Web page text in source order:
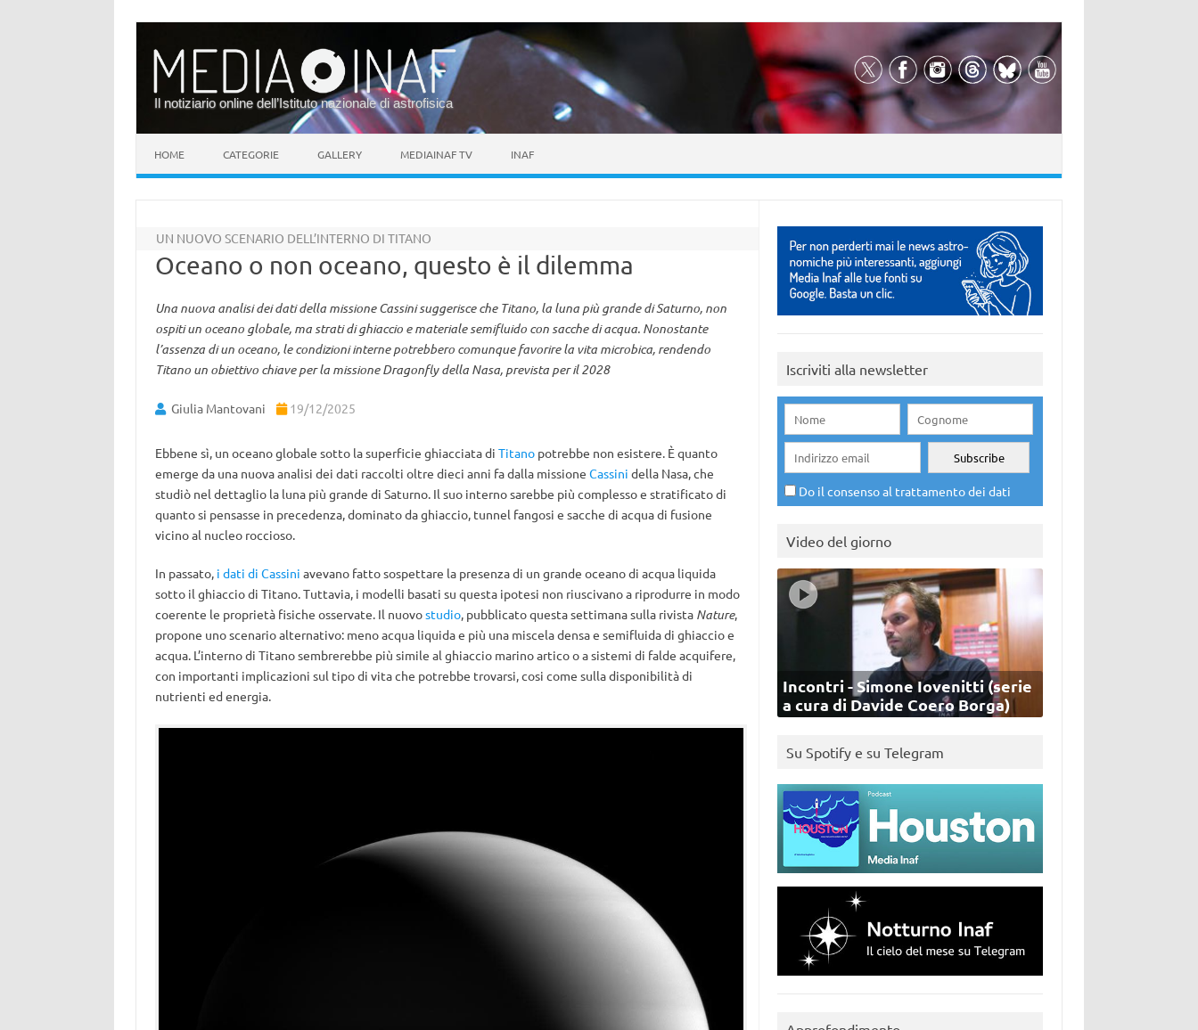
Il notiziario online dell’Istituto nazionale di astrofisica
HOME CATEGORIE GALLERY MEDIAINAF TV INAF
UN NUOVO SCENARIO DELL’INTERNO DI TITANO
Oceano o non oceano, questo è il dilemma
Una nuova analisi dei dati della missione Cassini suggerisce che Titano, la luna più grande di Saturno, non
ospiti un oceano globale, ma strati di ghiaccio e materiale semifluido con sacche di acqua. Nonostante
l’assenza di un oceano, le condizioni interne potrebbero comunque favorire la vita microbica, rendendo
Titano un obiettivo chiave per la missione Dragonfly della Nasa, prevista per il 2028
Giulia Mantovani 19/12/2025
Ebbene sì, un oceano globale sotto la superficie ghiacciata di Titanopotrebbe non esistere. È quanto
emerge da una nuova analisi dei dati raccolti oltre dieci anni fa dalla missione Cassini della Nasa, che
studiò nel dettaglio la luna più grande di Saturno. Il suo interno sarebbe più complesso e stratificato di
quanto si pensasse in precedenza, dominato da ghiaccio, tunnel fangosi e sacche di acqua di fusione
vicino al nucleo roccioso.
In passato, i dati di Cassini avevano fatto sospettare la presenza di un grande oceano di acqua liquida
sotto il ghiaccio di Titano. Tuttavia, i modelli basati su questa ipotesi non riuscivano a riprodurre in modo
coerente le proprietà fisiche osservate. Il nuovostudio, pubblicato questa settimana sulla rivista Nature,
propone uno scenario alternativo: meno acqua liquida e più una miscela densa e semifluida di ghiaccio e
acqua. L’interno di Titano sembrerebbe più simile al ghiaccio marino artico o a sistemi di falde acquifere,
con importanti implicazioni sul tipo di vita che potrebbe trovarsi, cosi come sulla disponibilità di
nutrienti ed energia.
Iscriviti alla newsletter
Do il consenso al trattamento dei dati
Video del giorno
Incontri - Simone Iovenitti (serie
a cura di Davide Coero Borga)
Su Spotify e su Telegram